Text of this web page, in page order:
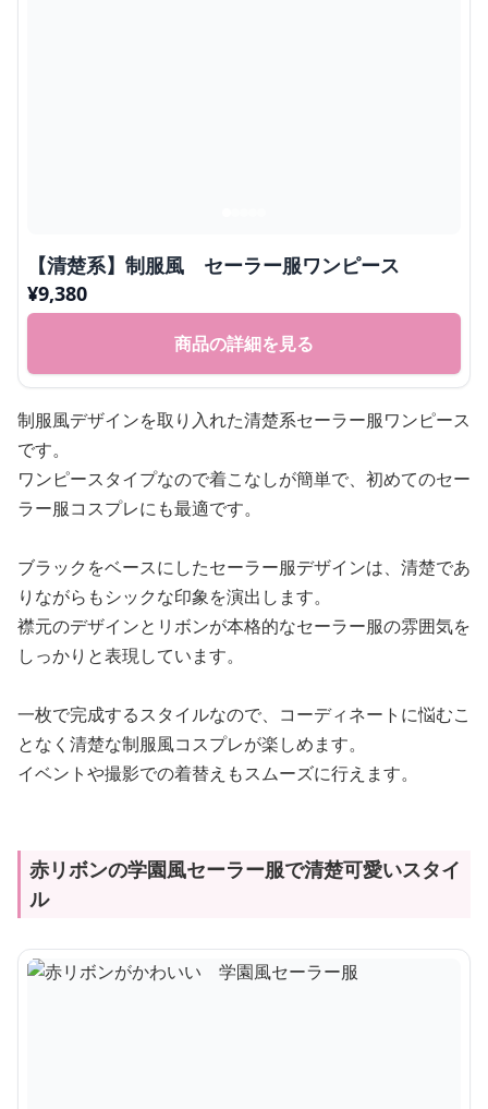
【清楚系】制服風 セーラー服ワンピース
¥9,380
商品の詳細を見る
制服風デザインを取り入れた清楚系セーラー服ワンピース
です。
ワンピースタイプなので着こなしが簡単で、初めてのセー
ラー服コスプレにも最適です。
ブラックをベースにしたセーラー服デザインは、清楚であ
りながらもシックな印象を演出します。
襟元のデザインとリボンが本格的なセーラー服の雰囲気を
しっかりと表現しています。
一枚で完成するスタイルなので、コーディネートに悩むこ
となく清楚な制服風コスプレが楽しめます。
イベントや撮影での着替えもスムーズに行えます。
赤リボンの学園風セーラー服で清楚可愛いスタイ
ル